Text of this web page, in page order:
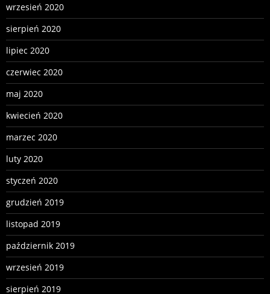
wrzesień 2020
sierpień 2020
lipiec 2020
czerwiec 2020
maj 2020
kwiecień 2020
marzec 2020
luty 2020
styczeń 2020
grudzień 2019
listopad 2019
październik 2019
wrzesień 2019
sierpień 2019